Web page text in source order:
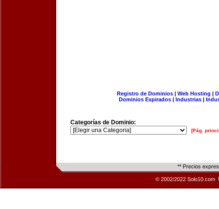
Registro de Dominios| Web Hosting |
Dominios Expirados | Industrias |
Categorías de Dominio:
[Pág.
** Precios
© 2002/2022 Solo10.com